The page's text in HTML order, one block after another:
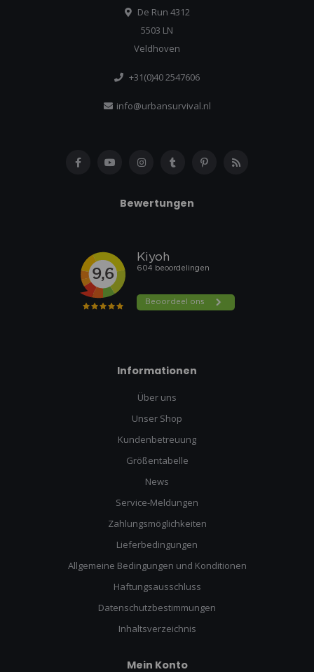
De Run 4312
5503 LN
Veldhoven
+31(0)40 2547606
info@urbansurvival.nl
Bewertungen
Informationen
Über uns
Unser Shop
Kundenbetreuung
Größentabelle
News
Service-Meldungen
Zahlungsmöglichkeiten
Lieferbedingungen
Allgemeine Bedingungen und Konditionen
Haftungsausschluss
Datenschutzbestimmungen
Inhaltsverzeichnis
Mein Konto